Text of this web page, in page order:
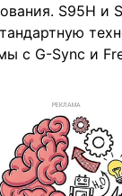
S95H и
с G-Sync и
РЕКЛАМА